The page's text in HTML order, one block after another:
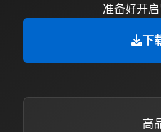
准备好开启
下
高